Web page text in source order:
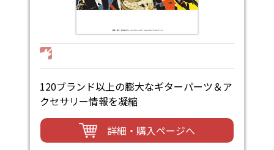
120ブランド以上の膨大なギターパーツ＆ア
クセサリー情報を凝縮
詳細・購入ページへ